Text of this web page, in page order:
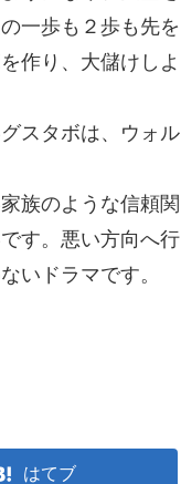
一歩も２歩も先を
作り、大儲けしよ
スタボは、ウォル
族のような信頼関
す。悪い方向へ行
いドラマです。
はてブ